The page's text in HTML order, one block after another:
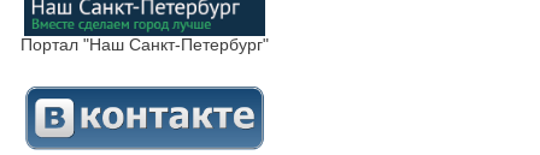
Портал "Наш Санкт-Петербург"